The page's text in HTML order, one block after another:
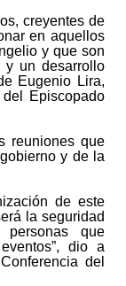
creyentes de
en aquellos
y que son
y un desarrollo
Eugenio Lira,
Episcopado
reuniones que
y de la
de este
la seguridad
que
dio a
del